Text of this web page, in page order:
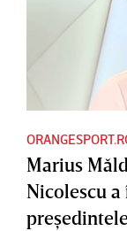
Marius
Nicolescu